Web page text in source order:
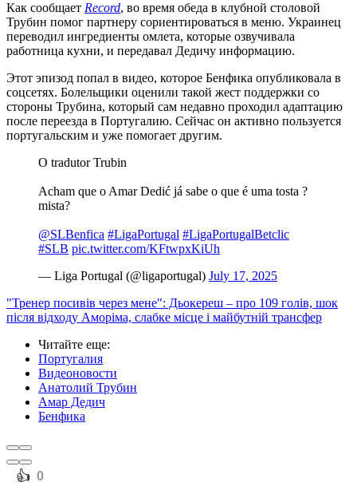
Как сообщает Record, во время обеда в клубной столовой
Трубин помог партнеру сориентироваться в меню. Украинец
переводил ингредиенты омлета, которые озвучивала
работница кухни, и передавал Дедичу информацию.
Этот эпизод попал в видео, которое Бенфика опубликовала в
соцсетях. Болельщики оценили такой жест поддержки со
стороны Трубина, который сам недавно проходил адаптацию
после переезда в Португалию. Сейчас он активно пользуется
португальским и уже помогает другим.
O tradutor Trubin ️
Acham que o Amar Dedić já sabe o que é uma tosta ?
mista?
@SLBenfica #LigaPortugal #LigaPortugalBetclic
#SLB pic.twitter.com/KFtwpxKiUh
— Liga Portugal (@ligaportugal) July 17, 2025
"Тренер посивів через мене": Дьокереш – про 109 голів, шок
після відходу Аморіма, слабке місце і майбутній трансфер
Читайте еще:
Португалия
Видеоновости
Анатолий Трубин
Амар Дедич
Бенфика
️👍 0